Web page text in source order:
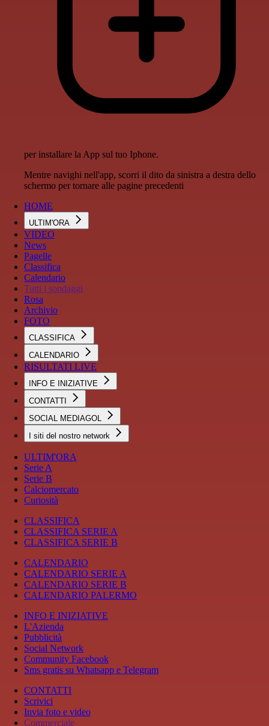
per installare la App sul tuo Iphone.
Mentre navighi nell'app, scorri il dito da sinistra a destra dello
schermo per tornare alle pagine precedenti
HOME
ULTIM'ORA
VIDEO
News
Pagelle
Classifica
Calendario
Tutti i sondaggi
Rosa
Archivio
FOTO
CLASSIFICA
CALENDARIO
RISULTATI LIVE
INFO E INIZIATIVE
CONTATTI
SOCIAL MEDIAGOL
I siti del nostro network
ULTIM'ORA
Serie A
Serie B
Calciomercato
Curiosità
CLASSIFICA
CLASSIFICA SERIE A
CLASSIFICA SERIE B
CALENDARIO
CALENDARIO SERIE A
CALENDARIO SERIE B
CALENDARIO PALERMO
INFO E INIZIATIVE
L'Azienda
Pubblicità
Social Network
Community Facebook
Sms gratis su Whatsapp e Telegram
CONTATTI
Scrivici
Invia foto e video
Commerciale